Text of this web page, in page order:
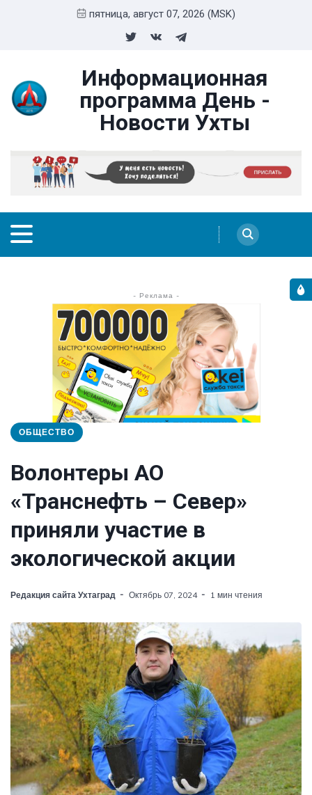
пятница, август 07, 2026 (MSK)
Информационная
программа День -
Новости Ухты
- Реклама -
ОБЩЕСТВО
Волонтеры АО
«Транснефть – Север»
приняли участие в
экологической акции
Редакция сайта Ухтаград Октябрь 07, 2024 1 мин чтения